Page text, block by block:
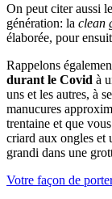
On peut citer aussi
génération: la clean
élaborée, pour
Rappelons
durant le Covid à
uns et les autres, à
manucures
trentaine et que
criard aux ongles et
grandi dans une
Votre façon de